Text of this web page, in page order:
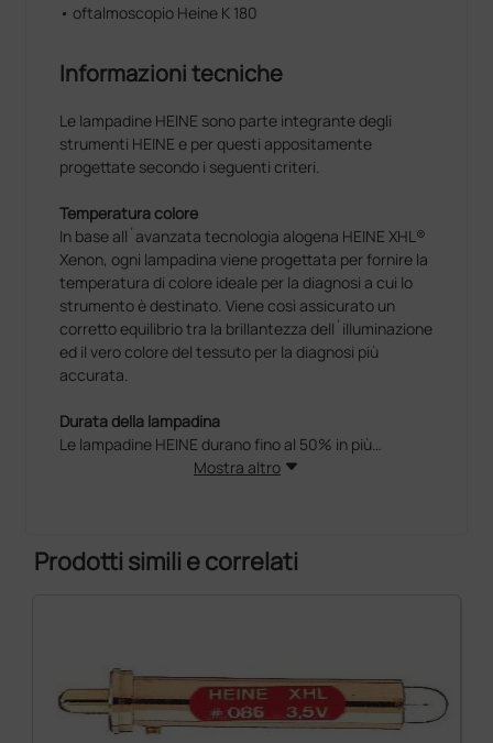
• oftalmoscopio Heine K 180
Informazioni tecniche
Le lampadine HEINE sono parte integrante degli
strumenti HEINE e per questi appositamente
progettate secondo i seguenti criteri.
Temperatura colore
In base all´avanzata tecnologia alogena HEINE XHL®
Xenon, ogni lampadina viene progettata per fornire la
temperatura di colore ideale per la diagnosi a cui lo
strumento è destinato. Viene così assicurato un
corretto equilibrio tra la brillantezza dell´illuminazione
ed il vero colore del tessuto per la diagnosi più
accurata.
Durata della lampadina
Le lampadine HEINE durano fino al 50% in più
(paragonate alle lampadine tradizionali), fornendo
Sicurezza
La prestazione di ogni strumento ottico HEINE
dipende dalla lampadina che lo alimenta. Lenti
focalizzanti sul vetro delle lampadine, preciso
Mostra altro
Prodotti simili e correlati